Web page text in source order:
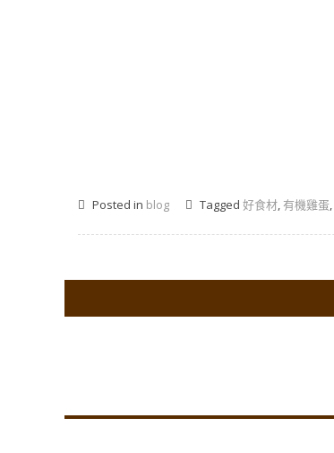
Posted in blog Tagged 好食材,有機雞蛋,